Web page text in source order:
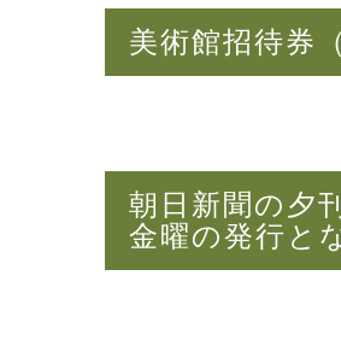
美術館招待券
朝日新聞の夕
金曜の発行と